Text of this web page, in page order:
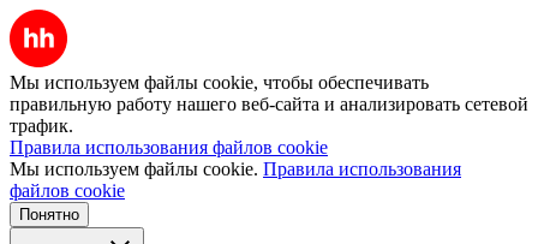
Мы используем файлы cookie, чтобы обеспечивать
правильную работу нашего веб-сайта и анализировать сетевой
трафик.
Правила использования файлов cookie
Мы используем файлы cookie. Правила использования
файлов cookie
Понятно